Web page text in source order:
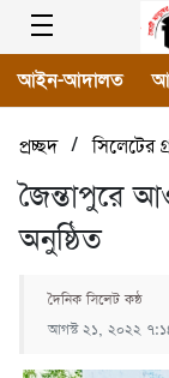
আইন-আদালত
প্রচ্ছদ/সিলেটের
জৈন্তাপুরে
অনুষ্ঠিত
দৈনিক সিলেট কন্ঠ
আগস্ট ২১, ২০২২